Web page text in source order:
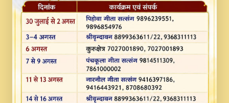
FULL VIDEO HD.mp3
Na To Roop Hai Bindu Ji Maharaj Pad - A
Divine Bhajan by Shri Indresh Ji
#BhaktiPath.mp3
Radha Rani Ki Kirpa Best Devotional
Song By Chitra Vichitra.mp3